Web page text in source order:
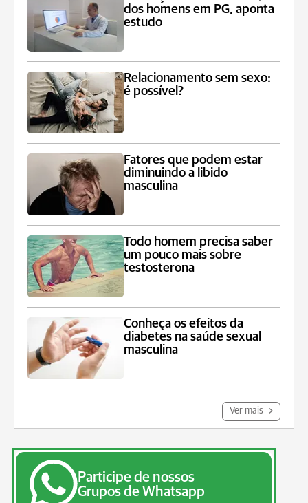
dos homens em PG, aponta
estudo
Relacionamento sem sexo:
é possível?
Fatores que podem estar
diminuindo a libido
masculina
Todo homem precisa saber
um pouco mais sobre
testosterona
Conheça os efeitos da
diabetes na saúde sexual
masculina
Ver mais
Participe de nossos
Grupos de Whatsapp